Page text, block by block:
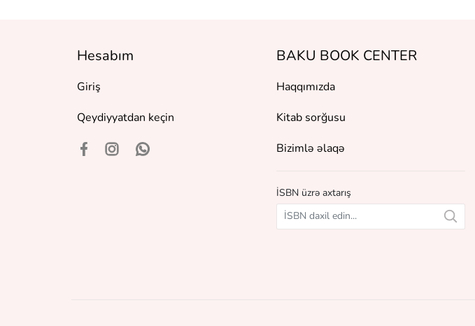
Hesabım
Giriş
Qeydiyyatdan keçin
BAKU BOOK CENTER
Haqqımızda
Kitab sorğusu
Bizimlə əlaqə
İSBN üzrə axtarış